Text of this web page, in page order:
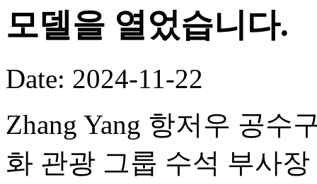
모델을 열었습니다.
Date: 2024-11-22
Zhang Yang 항저우 공수
화 관광 그룹 수석 부사장